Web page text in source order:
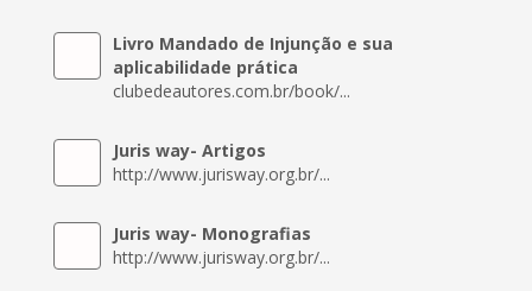
Livro Mandado de Injunção e sua
aplicabilidade prática
clubedeautores.com.br/book/...
Juris way- Artigos
http://www.jurisway.org.br/...
Juris way- Monografias
http://www.jurisway.org.br/...